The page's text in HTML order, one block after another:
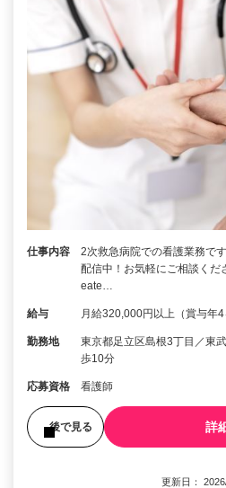
仕事内容
2次救急病院での看護業務で
配信中！お気軽にご相談くだ
eate…
給与 月給320,000円以上（賞与年4
勤務地
東京都足立区島根3丁目／東
歩10分
応募資格 看護師
後で見る 詳
更新日：